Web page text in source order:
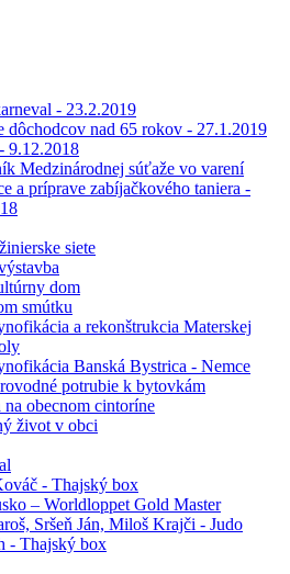
- 23.2.2019
dôchodcov nad 65 rokov - 27.1.2019
9.12.2018
Medzinárodnej súťaže vo varení
a príprave zabíjačkového taniera -
siete
dom
smútku
a rekonštrukcia Materskej
Banská Bystrica - Nemce
potrubie k bytovkám
obecnom cintoríne
život v obci
- Thajský box
– Worldloppet Gold Master
Sršeň Ján, Miloš Krajči - Judo
- Thajský box